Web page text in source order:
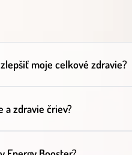
moje celkové zdravie?
a zdravie čriev?